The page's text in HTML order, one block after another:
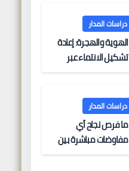
دراسات المدار
الهوية والهجرة: إعادة
تشكيل الانتماء عبر
دراسات المدار
ما فرص نجاح أي
مفاوضات مباشرة بين